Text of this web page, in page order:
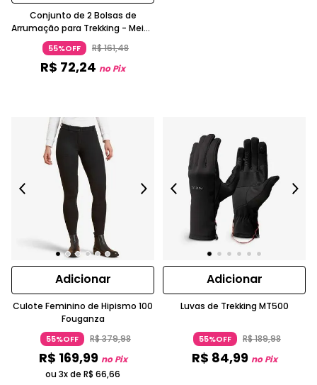
Conjunto de 2 Bolsas de
Arrumação para Trekking - Meia-
lua - 2x7 Litros
55%OFF R$161,48
R$ 72,24 no Pix
Adicionar
Culote Feminino de Hipismo 100
Fouganza
55%OFF R$379,98
R$ 169,99 no Pix
ou 3x de R$ 66,66
Adicionar
Luvas de Trekking MT500
55%OFF R$189,98
R$ 84,99 no Pix